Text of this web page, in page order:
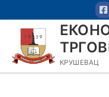
КРУШЕВАЦ